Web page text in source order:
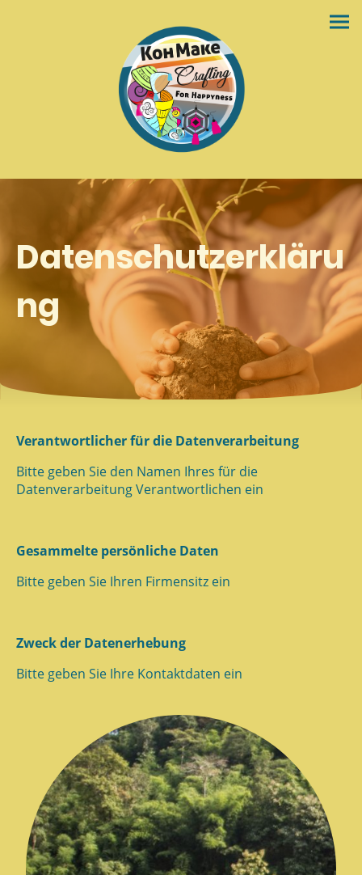
Datenschutzerkläru
ng
Verantwortlicher für die Datenverarbeitung
Bitte geben Sie den Namen Ihres für die
Datenverarbeitung Verantwortlichen ein
Gesammelte persönliche Daten
Bitte geben Sie Ihren Firmensitz ein
Zweck der Datenerhebung
Bitte geben Sie Ihre Kontaktdaten ein